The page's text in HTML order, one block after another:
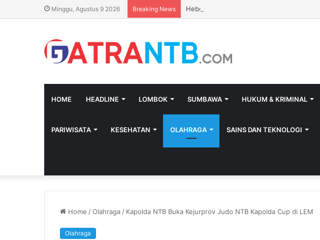
Minggu, Agustus 9 2026 Breaking News Heboh SPBU Praya Isi Jerigen Saat Tutup
HOME HEADLINE LOMBOK SUMBAWA HUKUM & KRIMINAL
PARIWISATA KESEHATAN OLAHRAGA SAINS DAN TEKNOLOGI
Home /Olahraga / Kapolda NTB Buka Kejurprov Judo NTB Kapolda Cup di LEM
Olahraga